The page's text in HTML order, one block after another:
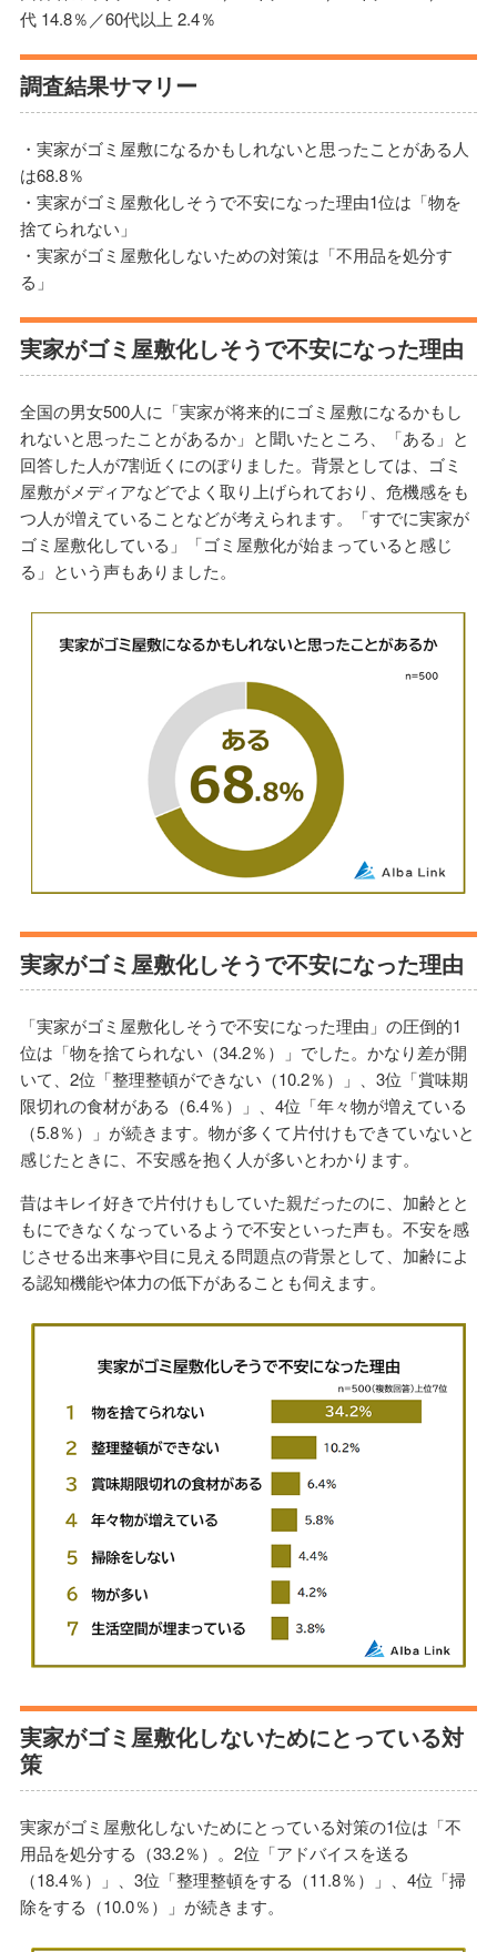
代 14.8％／60代以上 2.4％
調査結果サマリー
・実家がゴミ屋敷になるかもしれないと思ったことがある人
は68.8％
・実家がゴミ屋敷化しそうで不安になった理由1位は「物を
捨てられない」
・実家がゴミ屋敷化しないための対策は「不用品を処分す
る」
実家がゴミ屋敷化しそうで不安になった理由
全国の男女500人に「実家が将来的にゴミ屋敷になるかもし
れないと思ったことがあるか」と聞いたところ、「ある」と
回答した人が7割近くにのぼりました。背景としては、ゴミ
屋敷がメディアなどでよく取り上げられており、危機感をも
つ人が増えていることなどが考えられます。「すでに実家が
ゴミ屋敷化している」「ゴミ屋敷化が始まっていると感じ
る」という声もありました。
実家がゴミ屋敷化しそうで不安になった理由
「実家がゴミ屋敷化しそうで不安になった理由」の圧倒的1
位は「物を捨てられない（34.2％）」でした。かなり差が開
いて、2位「整理整頓ができない（10.2％）」、3位「賞味期
限切れの食材がある（6.4％）」、4位「年々物が増えている
（5.8％）」が続きます。物が多くて片付けもできていないと
感じたときに、不安感を抱く人が多いとわかります。
昔はキレイ好きで片付けもしていた親だったのに、加齢とと
もにできなくなっているようで不安といった声も。不安を感
じさせる出来事や目に見える問題点の背景として、加齢によ
る認知機能や体力の低下があることも伺えます。
実家がゴミ屋敷化しないためにとっている対
策
実家がゴミ屋敷化しないためにとっている対策の1位は「不
用品を処分する（33.2％）。2位「アドバイスを送る
（18.4％）」、3位「整理整頓をする（11.8％）」、4位「掃
除をする（10.0％）」が続きます。